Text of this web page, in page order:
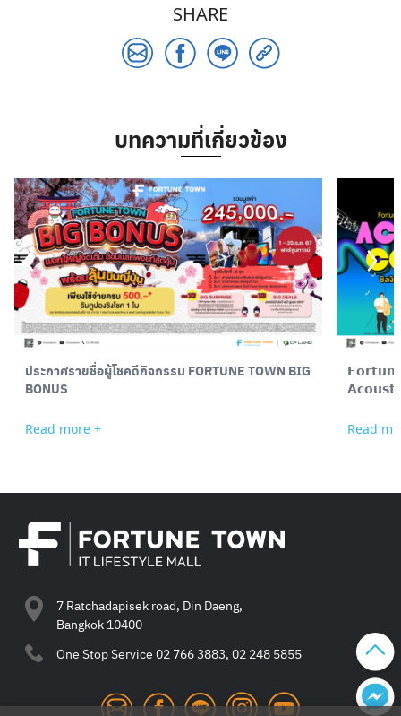
SHARE
บทความที่เกี่ยวข้อง
ประกาศรายชื่อผู้โชคดีกิจกรรม FORTUNE TOWN BIG
BONUS
Read more + Read
7 Ratchadapisek road, Din Daeng,
Bangkok 10400
One Stop Service 02 766 3883, 02 248 5855